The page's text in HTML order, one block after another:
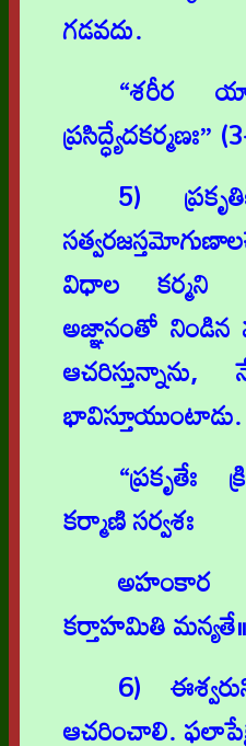
గడవదు.
“శరీర
ప్రసిద్ధ్యేదకర్మణః”
5)
విధాల కర్మని
అజ్ఞానంతో
భావిస్తూయుంటాడు.
కర్మాణి సర్వశః
కర్తాహమితి
6)
ఆచరించాలి.